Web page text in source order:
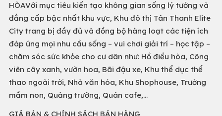
HÒAVới mục tiêu kiến tạo không gian sống lý tưởng và
đẳng cấp bậc nhất khu vực, Khu đô thị Tân Thanh Elite
City trang bị đầy đủ và đồng bộ hàng loạt các tiện ích
đáp ứng mọi nhu cầu sống – vui chơi giải trí – học tập –
chăm sóc sức khỏe cho cư dân như: Hồ điều hòa, Công
viên cây xanh, vườn hoa, Bãi đậu xe, Khu thể dục thể
thao ngoài trời, Nhà văn hóa, Khu Shophouse, Trường
mầm non, Quảng trường, Quán cafe,…
GIÁ BÁN & CHÍNH SÁCH BÁN HÀNG